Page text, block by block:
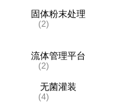
固体粉末处理
(2)
流体管理平台
(2)
无菌灌装
(4)